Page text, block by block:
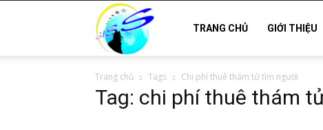
tử
TRANG CHỦ GIỚI THIỆU
Trang chủ Tags Chi phí thuê thám tử tìm người
Tag: chi phí thuê thám